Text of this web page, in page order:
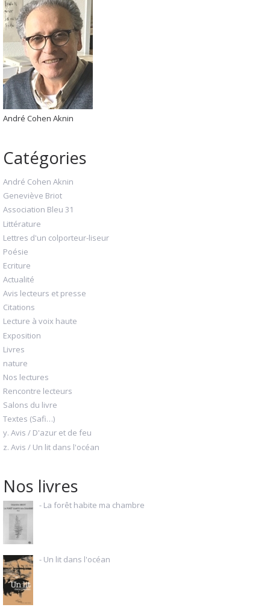
André Cohen Aknin
Catégories
André Cohen Aknin
Geneviève Briot
Association Bleu 31
Littérature
Lettres d'un colporteur-liseur
Poésie
Ecriture
Actualité
Avis lecteurs et presse
Citations
Lecture à voix haute
Exposition
Livres
nature
Nos lectures
Rencontre lecteurs
Salons du livre
Textes (Safi…)
y. Avis / D'azur et de feu
z. Avis / Un lit dans l'océan
Nos livres
- La forêt habite ma chambre
- Un lit dans l'océan